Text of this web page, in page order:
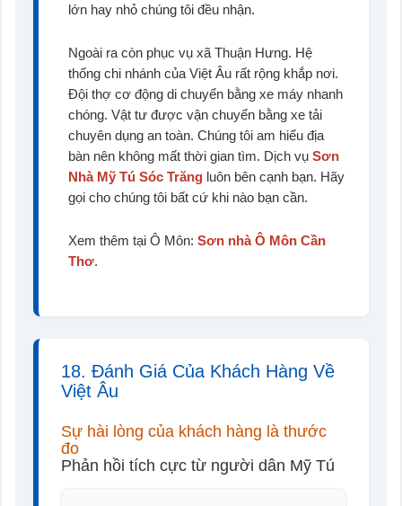
lớn hay nhỏ chúng tôi đều nhận.
Ngoài ra còn phục vụ xã Thuận Hưng. Hệ
thống chi nhánh của Việt Âu rất rộng khắp nơi.
Đội thợ cơ động di chuyển bằng xe máy nhanh
chóng. Vật tư được vận chuyển bằng xe tải
chuyên dụng an toàn. Chúng tôi am hiểu địa
bàn nên không mất thời gian tìm. Dịch vụ Sơn
Nhà Mỹ Tú Sóc Trăng luôn bên cạnh bạn. Hãy
gọi cho chúng tôi bất cứ khi nào bạn cần.
Xem thêm tại Ô Môn: Sơn nhà Ô Môn Cần
Thơ.
18. Đánh Giá Của Khách Hàng Về
Việt Âu
Sự hài lòng của khách hàng là thước
đo
Phản hồi tích cực từ người dân Mỹ Tú